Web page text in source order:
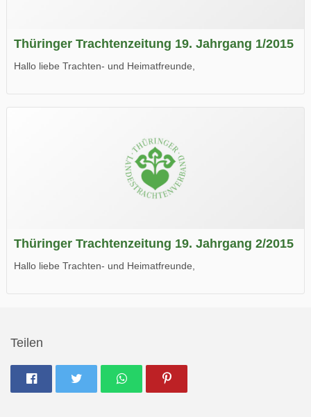
Thüringer Trachtenzeitung 19. Jahrgang 1/2015
Hallo liebe Trachten- und Heimatfreunde,
Wir wünschen Euch viel Spaß beim Lesen.
Thüringer Trachtenzeitung 19. Jahrgang 2/2015
Hallo liebe Trachten- und Heimatfreunde,
Teilen